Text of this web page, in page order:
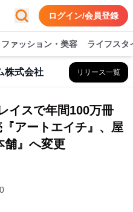
ログイン/会員登録
ファッション・美容 ライフスタ
株式会社 リリース一覧
イスで年間100万冊
アートエイチ』、屋
舗』へ変更